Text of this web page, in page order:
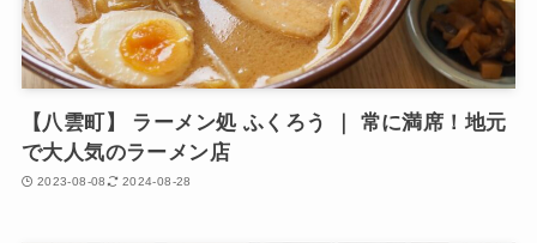
【八雲町】 ラーメン処 ふくろう ｜ 常に満席！地元
で大人気のラーメン店
2023-08-08 2024-08-28